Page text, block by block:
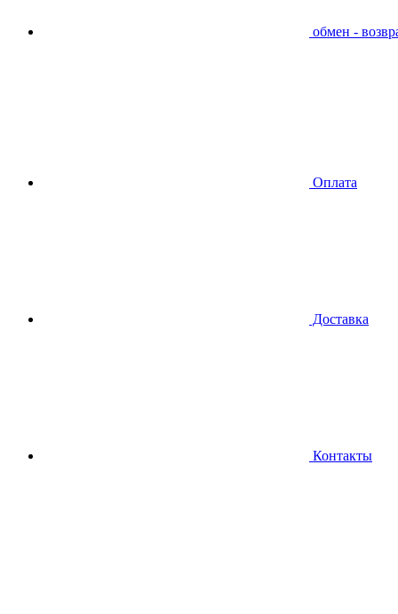
обмен -
Оплата
Доставка
Контакты